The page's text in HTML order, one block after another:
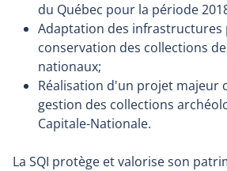
du Québec pour la période
Adaptation des infrastructures
conservation des collections
nationaux;
Réalisation d'un projet majeur
gestion des collections
Capitale-Nationale.
La SQI protège et valorise son